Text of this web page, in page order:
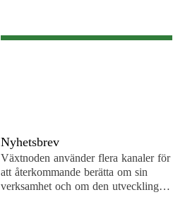
Nyhetsbrev
Växtnoden använder flera kanaler för
att återkommande berätta om sin
verksamhet och om den utveckling